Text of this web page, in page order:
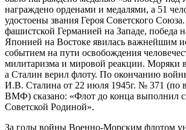
награждено орденами и медалями, а 51
удостоены звания Героя Советского
фашистской Германией на Западе, победа
Японией на Востоке явилась важнейшим
событием на пути освобождения
милитаризма и мировой реакции. Моряки
а Сталин верил флоту. По окончанию
И.В. Сталина от 22 июля 1945г. № 371 (по
ВМФ) сказано: «Флот до конца выполнил
Советской Родиной».
За годы войны Военно-Морским флотом